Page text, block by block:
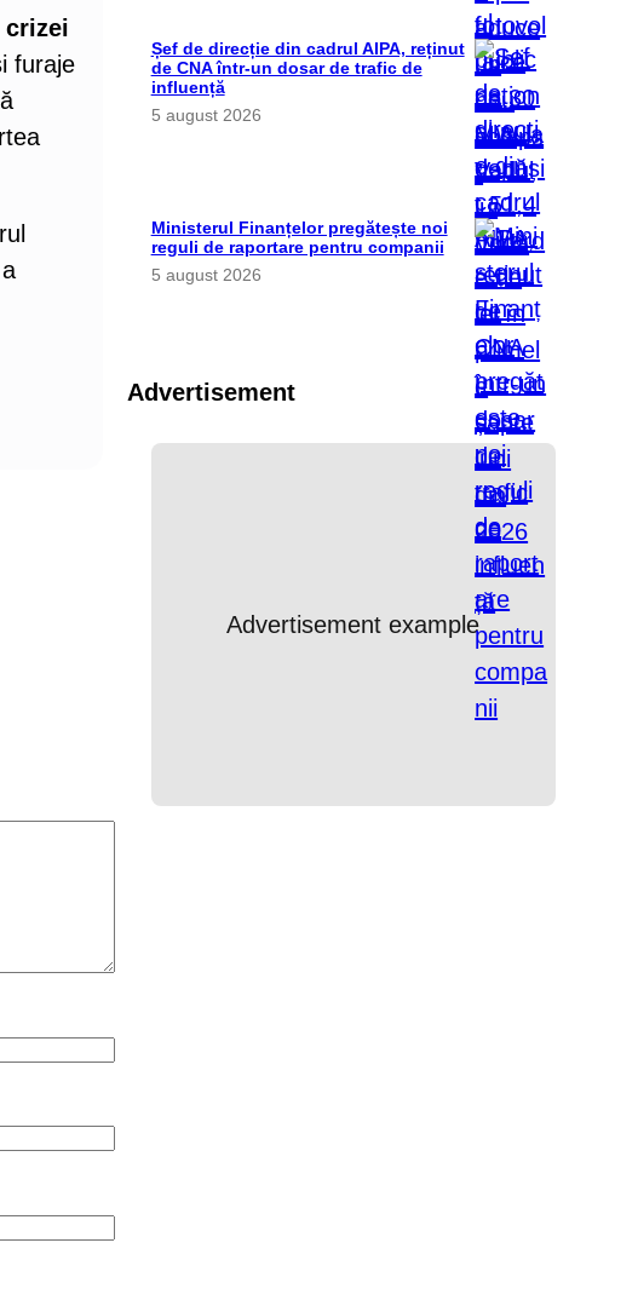
furaje
Șef de direcție din cadrul AIPA, reținut
de CNA într-un dosar de trafic de
influență
5 august 2026
Ministerul Finanțelor pregătește noi
reguli de raportare pentru companii
5 august 2026
Advertisement
Advertisement example